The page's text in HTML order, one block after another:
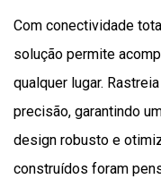
Com conectividade
solução permite
qualquer lugar.
precisão, garantindo
design robusto e
construídos foram